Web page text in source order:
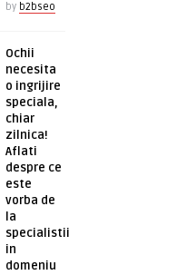
by b2bseo
Ochii
necesita
o ingrijire
speciala,
chiar
zilnica!
Aflati
despre ce
este
vorba de
la
specialistii
in
domeniu